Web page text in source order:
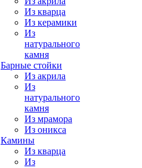
Из кварца
Из керамики
Из
натурального
камня
Барные стойки
Из акрила
Из
натурального
камня
Из мрамора
Из оникса
Камины
Из кварца
Из